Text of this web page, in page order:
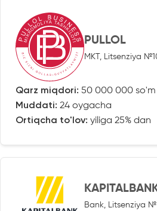
PULLOL
MKT, Litsenziya
Qarz miqdori: 50 000 000 so'm
Muddati: 24 oygacha
Ortiqcha to'lov: yiliga 25% dan
Bank, Litsenziya №